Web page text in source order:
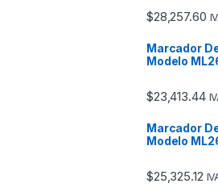
$28,257.60
Marcador
Modelo
$23,413.44
Marcador
Modelo
$25,325.12